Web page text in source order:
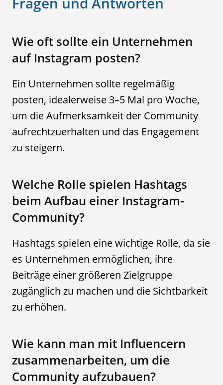
Wie oft sollte ein Unternehmen
auf Instagram posten?
Ein Unternehmen sollte regelmäßig
posten, idealerweise 3–5 Mal pro Woche,
um die Aufmerksamkeit der Community
aufrechtzuerhalten und das Engagement
zu steigern.
Welche Rolle spielen Hashtags
beim Aufbau einer Instagram-
Community?
Hashtags spielen eine wichtige Rolle, da sie
es Unternehmen ermöglichen, ihre
Beiträge einer größeren Zielgruppe
zugänglich zu machen und die Sichtbarkeit
zu erhöhen.
Wie kann man mit Influencern
zusammenarbeiten, um die
Community aufzubauen?